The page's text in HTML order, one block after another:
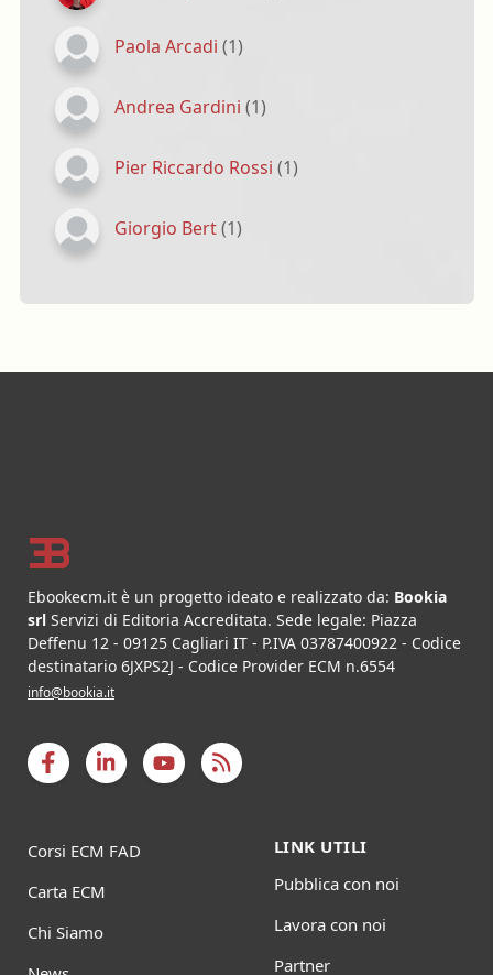
Paola Arcadi (1)
Andrea Gardini (1)
Pier Riccardo Rossi (1)
Giorgio Bert(1)
Ebookecm.it è un progetto ideato e realizzato da: Bookia
srl Servizi di Editoria Accreditata. Sede legale: Piazza
Deffenu 12 - 09125 Cagliari IT - P.IVA 03787400922 - Codice
destinatario 6JXPS2J - Codice Provider ECM n.6554
info@bookia.it
Corsi ECM FAD
Carta ECM
Chi Siamo
LINK UTILI
Pubblica con noi
Lavora con noi
Partner